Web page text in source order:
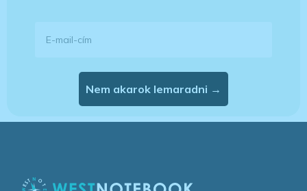
Nem akarok lemaradni →